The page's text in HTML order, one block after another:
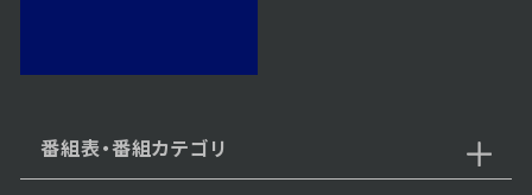
番組表・番組カテゴリ